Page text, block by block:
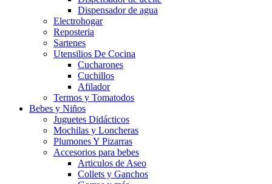
Dispensador de agua
Electrohogar
Reposteria
Sartenes
Utensilios De Cocina
Cucharones
Cuchillos
Afilador
Termos y Tomatodos
Bebes y Niños
Juguetes Didácticos
Mochilas y Loncheras
Plumones Y Pizarras
Accesorios para bebes
Articulos de Aseo
Collets y Ganchos